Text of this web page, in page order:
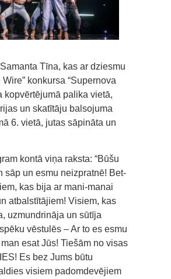
Tīna, kas ar dziesmu
Wire” konkursa “Supernova
kopvērtējumā palika vietā,
un skatītāju balsojuma
6. vietā, jutas sāpināta un
kontā viņa raksta: “Būšu
sāp un esmu neizpratnē! Bet-
kas bija ar mani-manai
atbalstītājiem! Visiem, kas
uzmundrināja un sūtīja
vēstulēs – Ar to es esmu
esat Jūs! Tiešām no visas
Es bez Jums būtu
visiem padomdevējiem